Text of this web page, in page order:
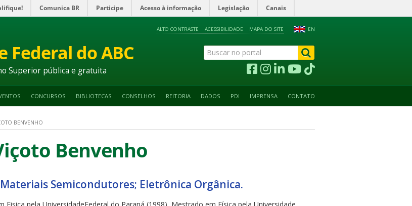
Comunica BR Participe Acesso à informação Legislação Canais
EN
ALTO CONTRASTE ACESSIBILIDADE MAPA DO SITE
Federal do ABC
Superior pública e gratuita
CONCURSOS BIBLIOTECAS CONSELHOS REITORIA DADOS PDI IMPRENSA CONTATO
BENVENHO
Benvenho
Semicondutores; Eletrônica Orgânica.